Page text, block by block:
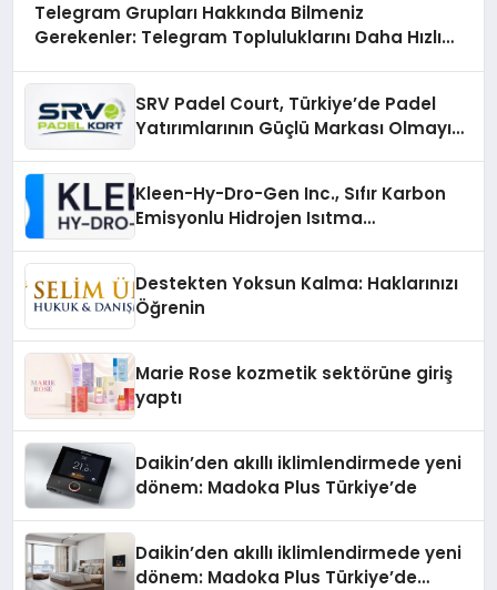
Telegram Grupları Hakkında Bilmeniz
Gerekenler: Telegram Topluluklarını Daha Hızlı
SRV Padel Court, Türkiye’de Padel
Yatırımlarının Güçlü Markası Olmayı
Kleen-Hy-Dro-Gen Inc., Sıfır Karbon
Emisyonlu Hidrojen Isıtma
Destekten Yoksun Kalma: Haklarınızı
Öğrenin
Marie Rose kozmetik sektörüne giriş
yaptı
Daikin’den akıllı iklimlendirmede yeni
dönem: Madoka Plus Türkiye’de
Daikin’den akıllı iklimlendirmede yeni
dönem: Madoka Plus Türkiye’de